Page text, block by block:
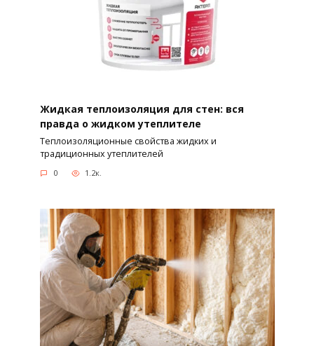
Жидкая теплоизоляция для стен: вся
правда о жидком утеплителе
Теплоизоляционные свойства жидких и
традиционных утеплителей
0 1.2к.